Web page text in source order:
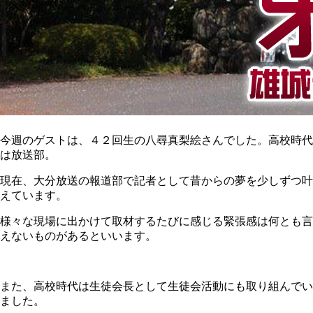
今週のゲストは、４２回生の八尋真梨絵さんでした。高校時代
は放送部。
現在、大分放送の報道部で記者として昔からの夢を少しずつ叶
えています。
様々な現場に出かけて取材するたびに感じる緊張感は何とも言
えないものがあるといいます。
また、高校時代は生徒会長として生徒会活動にも取り組んでい
ました。